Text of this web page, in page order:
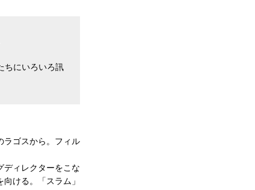
ちにいろいろ訊
ラゴスから。フィル
ディレクターをこな
ける。「スラム」